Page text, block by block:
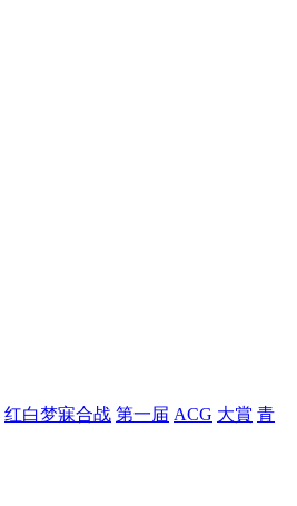
红白梦寐合战 第一届 ACG 大賞 青